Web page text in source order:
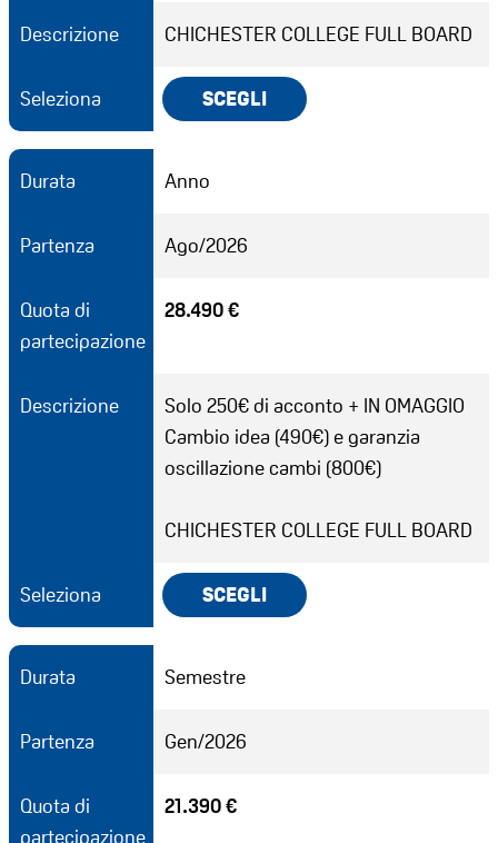
Descrizione CHICHESTER COLLEGE FULL BOARD
Seleziona SCEGLI
Durata Anno
Partenza Ago/2026
Quota di
partecipazione
28.490 €
Descrizione
Solo 250€ di acconto + IN OMAGGIO
Cambio idea (490€) e garanzia
oscillazione cambi (800€)
CHICHESTER COLLEGE FULL BOARD
Seleziona SCEGLI
Durata Semestre
Partenza Gen/2026
Quota di
partecipazione
21.390 €